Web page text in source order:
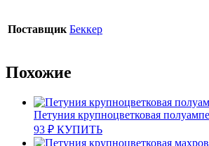
Поставщик Беккер
Похожие
Петуния крупноцветковая
93 ₽ КУПИТЬ